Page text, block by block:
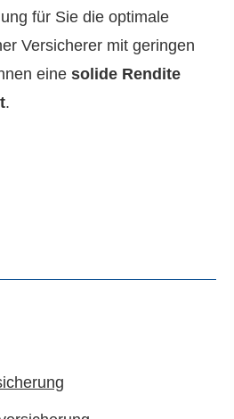
für Sie die optimale
Versicherer mit geringen
eine solide Rendite
.